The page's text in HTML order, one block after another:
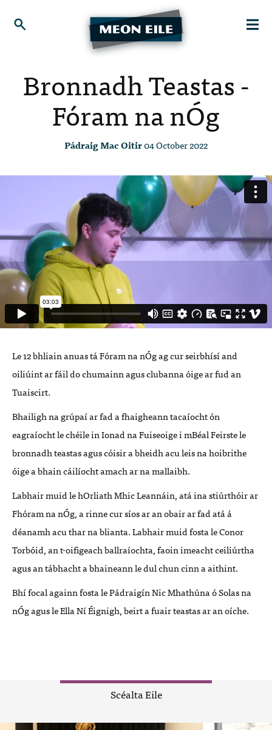
Bronnadh Teastas -
Fóram na nÓg
Pádraig Mac Oitir04 October 2022
Le 12 bhliain anuas tá Fóram na nÓg ag cur seirbhísí and
oiliúint ar fáil do chumainn agus clubanna óige ar fud an
Tuaiscirt.
Bhailigh na grúpaí ar fad a fhaigheann tacaíocht ón
eagraíocht le chéile in Ionad na Fuiseoige i mBéal Feirste le
bronnadh teastas agus cóisir a bheidh acu leis na hoibrithe
óige a bhain cáilíocht amach ar na mallaibh.
Labhair muid le hOrliath Mhic Leannáin, atá ina stiúrthóir ar
Fhóram na nÓg, a rinne cur síos ar an obair ar fad atá á
déanamh acu thar na blianta. Labhair muid fosta le Conor
Torbóid, an t-oifigeach ballraíochta, faoin imeacht ceiliúrtha
agus an tábhacht a bhaineann le dul chun cinn a aithint.
Bhí focal againn fosta le Pádraigín Nic Mhathúna ó Solas na
nÓg agus le Ella Ní Éignigh, beirt a fuair teastas ar an oíche.
Scéalta Eile